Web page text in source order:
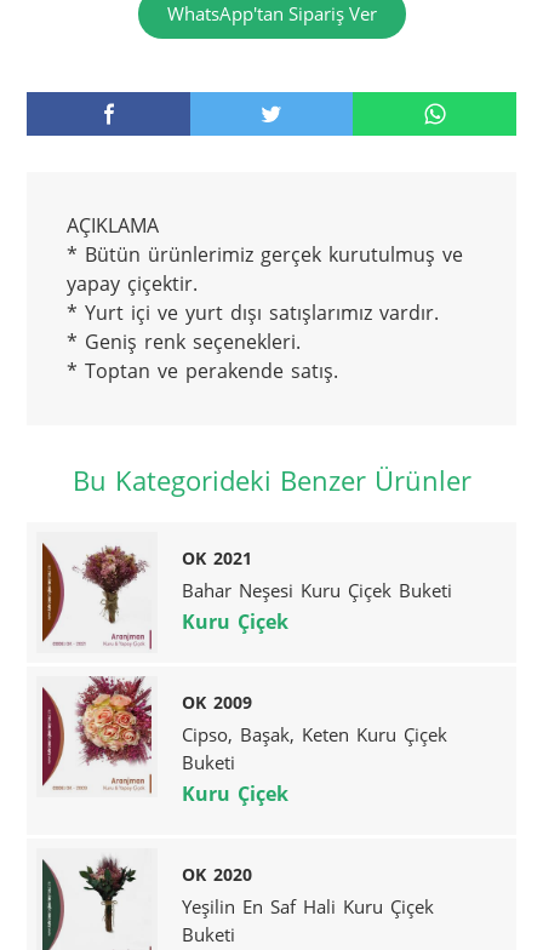
WhatsApp'tan Sipariş Ver
AÇIKLAMA
* Bütün ürünlerimiz gerçek kurutulmuş ve
yapay çiçektir.
* Yurt içi ve yurt dışı satışlarımız vardır.
* Geniş renk seçenekleri.
* Toptan ve perakende satış.
Bu Kategorideki Benzer Ürünler
OK 2021
Bahar Neşesi Kuru Çiçek Buketi
Kuru Çiçek
OK 2009
Cipso, Başak, Keten Kuru Çiçek
Buketi
Kuru Çiçek
OK 2020
Yeşilin En Saf Hali Kuru Çiçek
Buketi